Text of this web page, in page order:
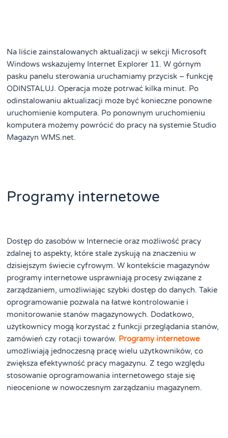
Na liście zainstalowanych aktualizacji w sekcji Microsoft
Windows wskazujemy Internet Explorer 11. W górnym
pasku panelu sterowania uruchamiamy przycisk – funkcję
ODINSTALUJ. Operacja może potrwać kilka minut. Po
odinstalowaniu aktualizacji może być konieczne ponowne
uruchomienie komputera. Po ponownym uruchomieniu
komputera możemy powrócić do pracy na systemie Studio
Magazyn WMS.net.
Programy internetowe
Dostęp do zasobów w Internecie oraz możliwość pracy
zdalnej to aspekty, które stale zyskują na znaczeniu w
dzisiejszym świecie cyfrowym. W kontekście magazynów
programy internetowe usprawniają procesy związane z
zarządzaniem, umożliwiając szybki dostęp do danych. Takie
oprogramowanie pozwala na łatwe kontrolowanie i
monitorowanie stanów magazynowych. Dodatkowo,
użytkownicy mogą korzystać z funkcji przeglądania stanów,
zamówień czy rotacji towarów. Programy internetowe
umożliwiają jednoczesną pracę wielu użytkowników, co
zwiększa efektywność pracy magazynu. Z tego względu
stosowanie oprogramowania internetowego staje się
nieocenione w nowoczesnym zarządzaniu magazynem.